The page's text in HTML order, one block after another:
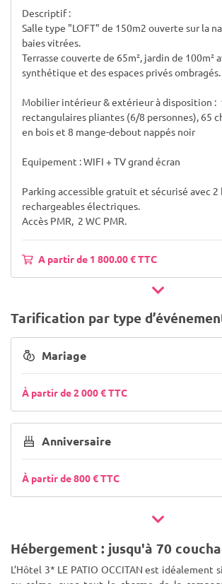
Descriptif :
Salle type "LOFT" de 150m2 ouverte sur la
baies vitrées.
Terrasse couverte de 65m², jardin de 100m²
synthétique et des espaces privés ombragés.
Mobilier intérieur & extérieur à disposition :
rectangulaires pliantes (6/8 personnes), 65
en bois et 8 mange-debout nappés noir
Equipement : WIFI + TV grand écran
Parking accessible gratuit et sécurisé avec 2
rechargeables électriques.
Accès PMR, 2 WC PMR.
A partir de 1 800.00 € TTC
Tarification par type
Mariage
À partir de 2 000 € TTC
Anniversaire
À partir de 800 € TTC
Hébergement : jusqu'à 70
L’Hôtel 3* LE PATIO OCCITAN est idéalement